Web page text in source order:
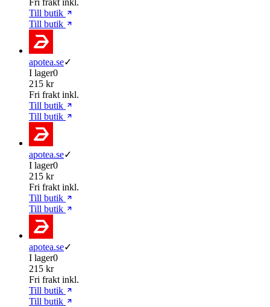
Till butik
Till butik
apotea.se✓
I lager0
215 kr
Fri frakt inkl.
Till butik
Till butik
apotea.se✓
I lager0
215 kr
Fri frakt inkl.
Till butik
Till butik
apotea.se✓
I lager0
215 kr
Fri frakt inkl.
Till butik
Till butik